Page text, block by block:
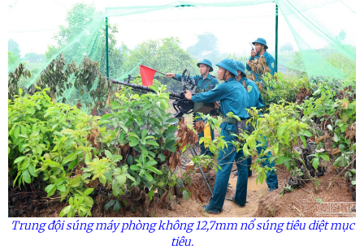
Trung đội súng máy phòng không 12,7mmnổ súng tiêu diệt mục
tiêu.